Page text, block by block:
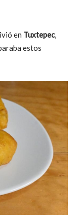
en Tuxtepec,
estos